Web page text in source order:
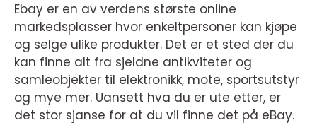
Ebay er en av verdens største online
markedsplasser hvor enkeltpersoner kan kjøpe
og selge ulike produkter. Det er et sted der du
kan finne alt fra sjeldne antikviteter og
samleobjekter til elektronikk, mote, sportsutstyr
og mye mer. Uansett hva du er ute etter, er
det stor sjanse for at du vil finne det på eBay.